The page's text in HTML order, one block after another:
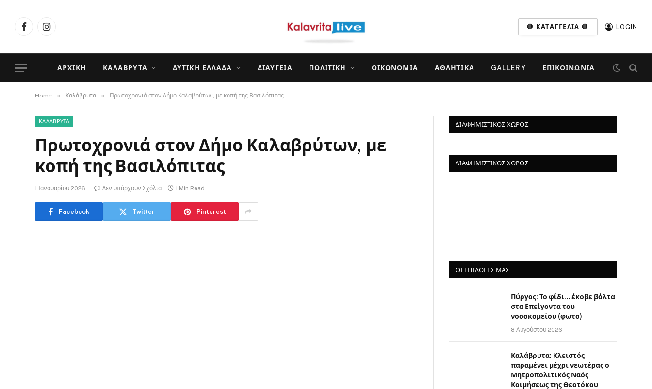
FacebookInstagram
🛑 ΚΑΤΑΓΓΕΛΊΑ 🛑 LOGIN
ΑΡΧΙΚΉ ΚΑΛΆΒΡΥΤΑ ΔΥΤΙΚΉ ΕΛΛΆΔΑ ΔΙΑΎΓΕΙΑ ΠΟΛΙΤΙΚΉ ΟΙΚΟΝΟΜΊΑ ΑΘΛΗΤΙΚΆ GALLERY ΕΠΙΚΟΙΝΩΝΊΑ
Home » Καλάβρυτα » Πρωτοχρονιά στον Δήμο Καλαβρύτων, με κοπή της Βασιλόπιτας
ΚΑΛΆΒΡΥΤΑ
Πρωτοχρονιά στον Δήμο Καλαβρύτων, με
κοπή της Βασιλόπιτας
1 Ιανουαρίου 2026 Δεν υπάρχουν Σχόλια 1 Min Read
Facebook Twitter Pinterest
ΔΙΑΦΗΜΙΣΤΙΚΌΣ ΧΏΡΟΣ
ΔΙΑΦΗΜΙΣΤΙΚΌΣ ΧΏΡΟΣ
ΟΙ ΕΠΙΛΟΓΈΣ ΜΑΣ
Πύργος: Το φίδι… έκοβε βόλτα
στα Επείγοντα του
νοσοκομείου (φωτο)
8 Αυγούστου 2026
Καλάβρυτα: Κλειστός
παραμένει μέχρι νεωτέρας ο
Μητροπολιτικός Ναός
Κοιμήσεως της Θεοτόκου